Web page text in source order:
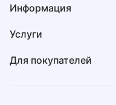
Информация
Услуги
Для покупателей